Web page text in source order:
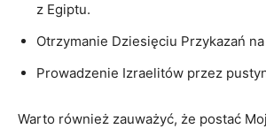
z Egiptu.
Otrzymanie Dziesięciu ‌Przykazań
Prowadzenie Izraelitów przez
Warto również zauważyć, że postać